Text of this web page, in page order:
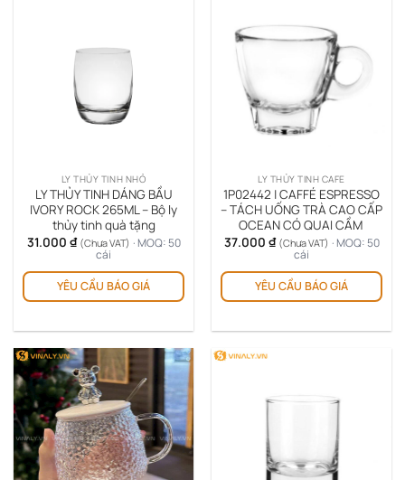
LY THỦY TINH NHỎ
LY THỦY TINH DÁNG BẦU
IVORY ROCK 265ML – Bộ ly
thủy tinh quà tặng
31.000 ₫ (Chưa VAT) · MOQ: 50
cái
YÊU CẦU BÁO GIÁ
LY THỦY TINH CAFE
1P02442 | CAFFÉ ESPRESSO
– TÁCH UỐNG TRÀ CAO CẤP
OCEAN CÓ QUAI CẦM
37.000 ₫ (Chưa VAT) · MOQ: 50
cái
YÊU CẦU BÁO GIÁ